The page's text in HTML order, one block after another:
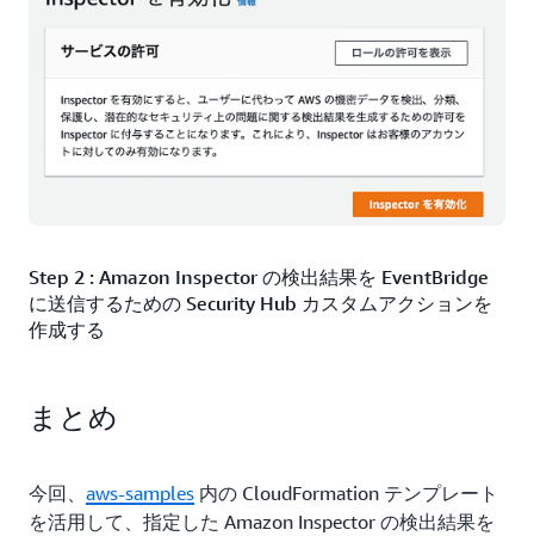
Step 2 : Amazon Inspector の検出結果を EventBridge
に送信するための Security Hub カスタムアクションを
作成する
しょう。
ョンから「
設定 」を選択して、「
カスタムアクショ
ン」のタブへ移動します。
まとめ
今回、 aws-samples 内の CloudFormation テンプレート
を活用して、指定した Amazon Inspector の検出結果を